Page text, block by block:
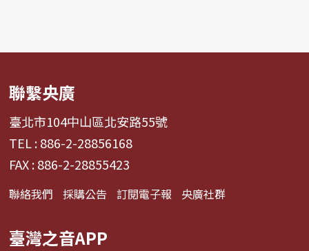
聯繫央廣
臺北市104中山區北安路55號
TEL : 886-2-28856168
FAX : 886-2-28855423
聯絡我們 採購公告 訂閱電子報 央廣社群
臺灣之音APP